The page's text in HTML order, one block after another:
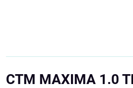
CTM MAXIMA 1.0